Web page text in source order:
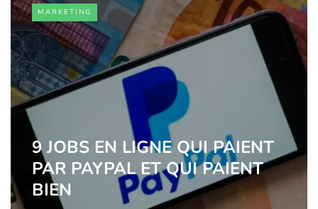
MARKETING
9 JOBS EN LIGNE QUI PAIENT
PAR PAYPAL ET QUI PAIENT
BIEN